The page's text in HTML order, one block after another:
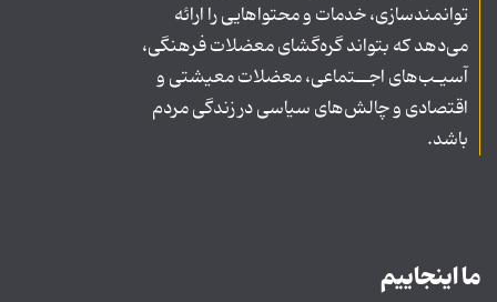
توانمندسازی، خدمات و محتواهایی را ارائه
می‌دهد که بتواند گره‌گشای معضلات فرهنگی،
آسیـب‌های اجــتماعی، معضلات معیشتی و
اقتصادی و چالش‌های سیاسی در زندگی مردم
باشد.
ما اینجاییم